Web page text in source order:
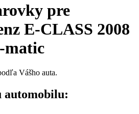
pre
E-CLASS 2008
matic
Vášho auta.
automobilu: